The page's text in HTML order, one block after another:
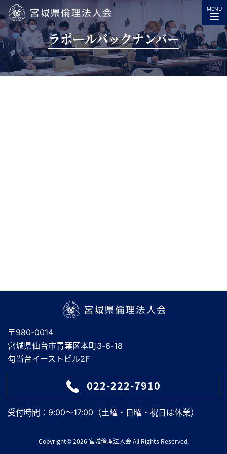
宮城県倫理法人会
MENU
ラポールバックナンバー
〒980-0014
宮城県仙台市青葉区本町3-6-18
勾当台イーストビル2F
022-222-7910
受付時間：9:00～17:00（土曜・日曜・祝日は休業）
Copyright© 2026 宮城倫理法人会 All Rights Reserved.